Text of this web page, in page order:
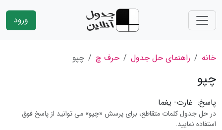
ورود
خانه راهنمای حل جدول حرف چ چپو
چپو
پاسخ: غارت- یغما
در حل جدول کلمات متقاطع، برای پرسش «چپو» می توانید از پاسخ فوق
استفاده نمایید.